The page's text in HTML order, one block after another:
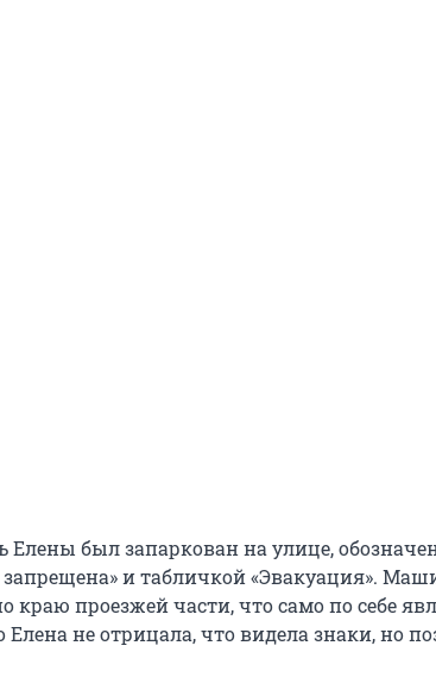
Елены был запаркован на улице,
запрещена» и табличкой «Эвакуация».
краю проезжей части, что само по себе
Елена не отрицала, что видела знаки, но